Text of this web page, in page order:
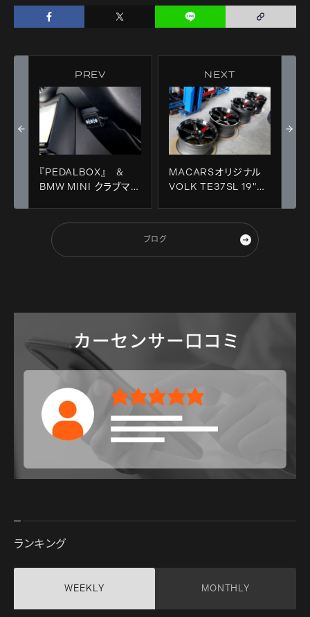
PREV
『PEDALBOX』 &
BMW MINI クラブマ
NEXT
MACARSオリジナル
VOLK TE37SL 19"フ
ブログ
ランキング
WEEKLY MONTHLY